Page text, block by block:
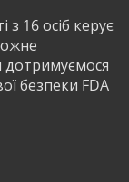
16 осіб керує
безпеки FDA